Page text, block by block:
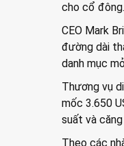
cho cổ đông.
CEO Mark
đường dài
danh mục
Thương vụ
mốc 3.650
suất và
Theo các